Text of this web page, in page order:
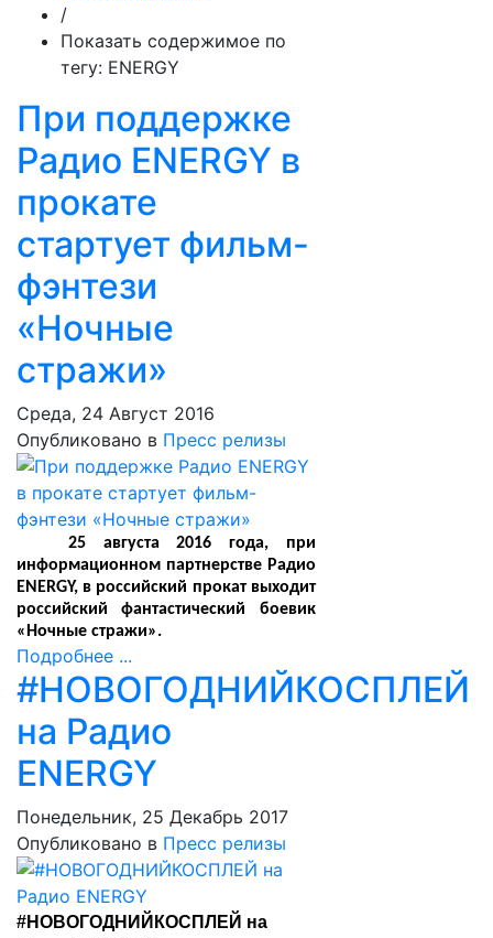
/
Показать содержимое по
тегу: ENERGY
При поддержке
Радио ENERGY в
прокате
стартует фильм-
фэнтези
«Ночные
стражи»
Среда, 24 Август 2016
Опубликовано в Пресс релизы
25 августа 2016 года, при
информационном партнерстве Радио
ENERGY, в российский прокат выходит
российский фантастический боевик
«Ночные стражи».
Подробнее ...
#НОВОГОДНИЙКОСПЛЕЙ
на Радио
ENERGY
Понедельник, 25 Декабрь 2017
Опубликовано в Пресс релизы
#НОВОГОДНИЙКОСПЛЕЙ на